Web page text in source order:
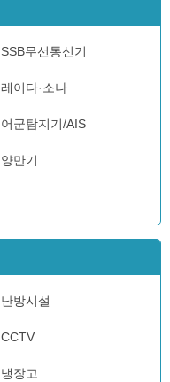
SSB무선통신기
레이다·소나
어군탐지기/AIS
양만기
난방시설
CCTV
냉장고